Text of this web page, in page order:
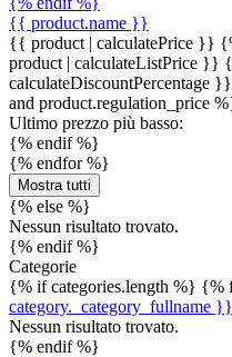
{{ product.name }}
{{ product | calculatePrice }}
product | calculateListPrice }}
calculateDiscountPercentage }}
and product.regulation_price
Ultimo prezzo più basso:
{% endif %}
{% endfor %}
Mostra tutti
{% else %}
Nessun risultato trovato.
{% endif %}
Categorie
{% if categories.length %} {%
category._category_fullname }}
Nessun risultato trovato.
{% endif %}